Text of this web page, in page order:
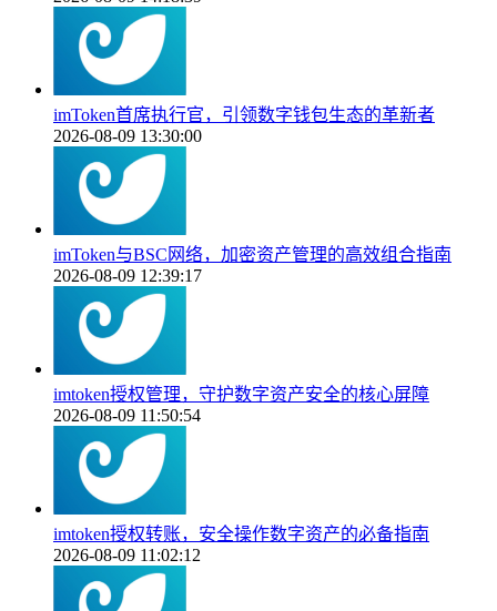
imToken首席执行官，引领数字钱包生态的革新者
2026-08-09 13:30:00
imToken与BSC网络，加密资产管理的高效组合指南
2026-08-09 12:39:17
imtoken授权管理，守护数字资产安全的核心屏障
2026-08-09 11:50:54
imtoken授权转账，安全操作数字资产的必备指南
2026-08-09 11:02:12